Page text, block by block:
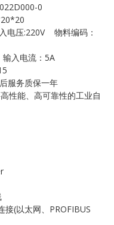
0
电压:220V 物料编码：
入电流：5A
服务质保一年
性能、高可靠性的工业自
接(以太网、PROFIBUS